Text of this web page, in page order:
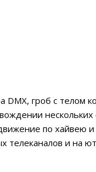
гроб с телом
нескольких
по хайвею
телеканалов и на